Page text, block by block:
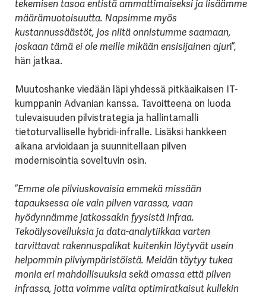
tekemisen tasoa entistä ammattimaiseksi ja lisäämme
määrämuotoisuutta. Napsimme myös
kustannussäästöt, jos niitä onnistumme saamaan,
joskaan tämä ei ole meille mikään ensisijainen ajuri”,
hän jatkaa.
Muutoshanke viedään läpi yhdessä pitkäaikaisen IT-
kumppanin Advanian kanssa. Tavoitteena on luoda
tulevaisuuden pilvistrategia ja hallintamalli
tietoturvalliselle hybridi-infralle. Lisäksi hankkeen
aikana arvioidaan ja suunnitellaan pilven
modernisointia soveltuvin osin.
”Emme ole pilviuskovaisia emmekä missään
tapauksessa ole vain pilven varassa, vaan
hyödynnämme jatkossakin fyysistä infraa.
Tekoälysovelluksia ja data-analytiikkaa varten
tarvittavat rakennuspalikat kuitenkin löytyvät usein
helpommin pilviympäristöistä. Meidän täytyy tukea
monia eri mahdollisuuksia sekä omassa että pilven
infrassa, jotta voimme valita optimiratkaisut kullekin